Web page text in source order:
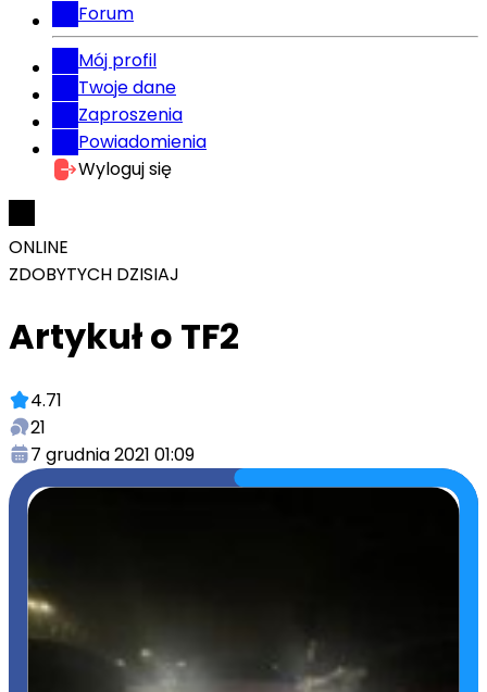
Forum
Mój profil
Twoje dane
Zaproszenia
Powiadomienia
Wyloguj się
ONLINE
ZDOBYTYCH DZISIAJ
Artykuł o TF2
4.71
21
7 grudnia 2021 01:09